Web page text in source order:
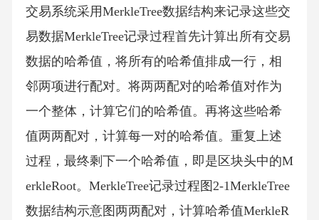
交易系统采用MerkleTree数据结构来记录这些交
易数据MerkleTree记录过程首先计算出所有交易
数据的哈希值，将所有的哈希值排成一行，相
邻两项进行配对。将两两配对的哈希值对作为
一个整体，计算它们的哈希值。再将这些哈希
值两两配对，计算每一对的哈希值。重复上述
过程，最终剩下一个哈希值，即是区块头中的M
erkleRoot。MerkleTree记录过程图2‑1MerkleTree
数据结构示意图两两配对，计算哈希值MerkleR